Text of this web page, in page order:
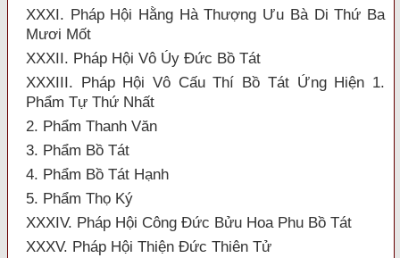
XXXI. Pháp Hội Hằng Hà Thượng Ưu Bà Di Thứ Ba
Mươi Mốt
XXXII. Pháp Hội Vô Úy Đức Bồ Tát
XXXIII. Pháp Hội Vô Cấu Thí Bồ Tát Ứng Hiện 1.
Phẩm Tự Thứ Nhất
2. Phẩm Thanh Văn
3. Phẩm Bồ Tát
4. Phẩm Bồ Tát Hạnh
5. Phẩm Thọ Ký
XXXIV. Pháp Hội Công Đức Bửu Hoa Phu Bồ Tát
XXXV. Pháp Hội Thiện Đức Thiên Tử